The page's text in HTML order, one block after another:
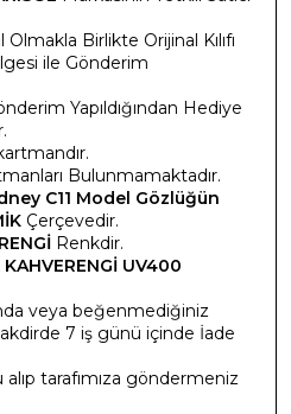
Birlikte Orijinal Kılıfı
ile Gönderim
Yapıldığından Hediye
Bulunmamaktadır.
C11 Model Gözlüğün
Çerçevedir.
Renkdir.
KAHVERENGİ UV400
veya beğenmediğiniz
7 iş günü içinde İade
tarafımıza göndermeniz